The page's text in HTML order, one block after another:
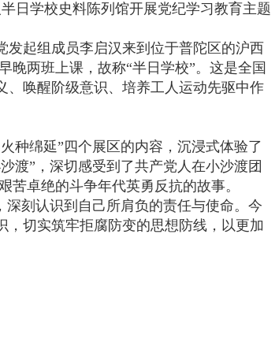
日学校史料陈列馆开展党纪学习教育主题
发起组成员李启汉来到位于普陀区的沪西
晚两班上课，故称“半日学校”。这是全国
唤醒阶级意识、培养工人运动先驱中作
种绵延”四个展区的内容，沉浸式体验了
渡”，深切感受到了共产党人在小沙渡团
卓绝的斗争年代英勇反抗的故事。
刻认识到自己所肩负的责任与使命。今
切实筑牢拒腐防变的思想防线，以更加